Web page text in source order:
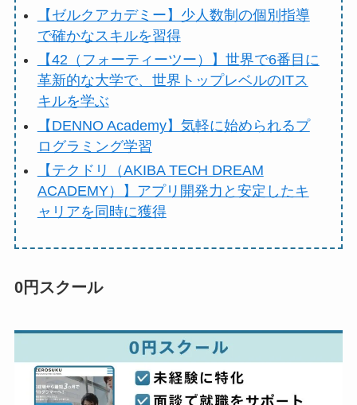
【ゼルクアカデミー】少人数制の個別指導
で確かなスキルを習得
【42（フォーティーツー）】世界で6番目に
革新的な大学で、世界トップレベルのITス
キルを学ぶ
【DENNO Academy】気軽に始められるプ
ログラミング学習
【テクドリ（AKIBA TECH DREAM
ACADEMY）】アプリ開発力と安定したキ
ャリアを同時に獲得
0円スクール